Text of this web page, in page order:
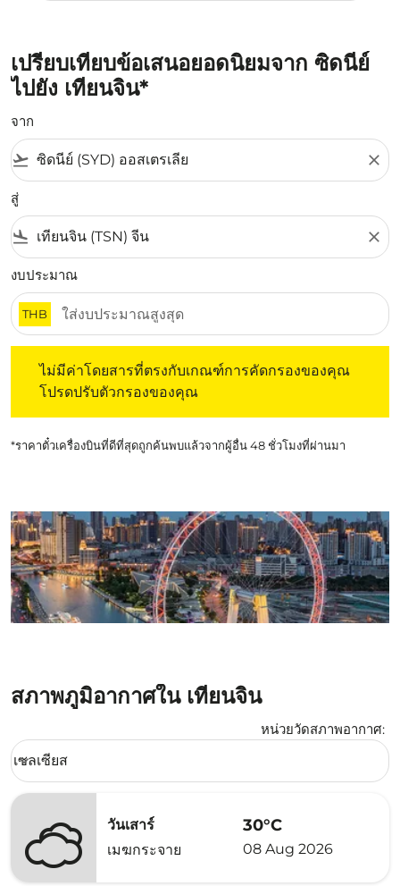
เปรียบเทียบข้อเสนอยอดนิยมจาก ซิดนีย์
ไปยัง เทียนจิน*
จาก
flight_takeoff close
สู่
flight_land close
งบประมาณ
THB
ไม่มีค่าโดยสารที่ตรงกับเกณฑ์การคัดกรองของคุณ
โปรดปรับตัวกรองของคุณ
*ราคาตั๋วเครื่องบินที่ดีที่สุดถูกค้นพบแล้วจากผู้อื่น 48 ชั่วโมงที่ผ่านมา
สภาพภูมิอากาศใน เทียนจิน
หน่วยวัดสภาพอากาศ:
Weather unit option เซลเซียส Selected
เซลเซียส
keyboard_arrow_down
วันเสาร์
เมฆกระจาย
30°C
08 Aug 2026